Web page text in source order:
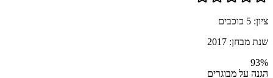
ציון: 5 כוכבים
שנת מבחן: 2017
93%
הגנה על מבוגרים